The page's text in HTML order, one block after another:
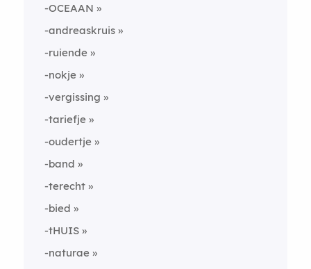
-OCEAAN
-andreaskruis
-ruiende
-nokje
-vergissing
-tariefje
-oudertje
-band
-terecht
-bied
-tHUIS
-naturae